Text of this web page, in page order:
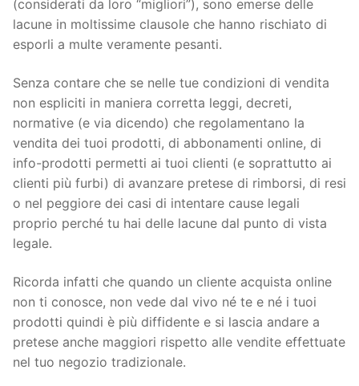
(considerati da loro “migliori”), sono emerse delle
lacune in moltissime clausole che hanno rischiato di
esporli a multe veramente pesanti.
Senza contare che se nelle tue condizioni di vendita
non espliciti in maniera corretta leggi, decreti,
normative (e via dicendo) che regolamentano la
vendita dei tuoi prodotti, di abbonamenti online, di
info-prodotti permetti ai tuoi clienti (e soprattutto ai
clienti più furbi) di avanzare pretese di rimborsi, di resi
o nel peggiore dei casi di intentare cause legali
proprio perché tu hai delle lacune dal punto di vista
legale.
Ricorda infatti che quando un cliente acquista online
non ti conosce, non vede dal vivo né te e né i tuoi
prodotti quindi è più diffidente e si lascia andare a
pretese anche maggiori rispetto alle vendite effettuate
nel tuo negozio tradizionale.